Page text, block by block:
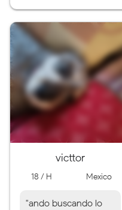
victtor
18 / H Mexico
"ando buscando lo